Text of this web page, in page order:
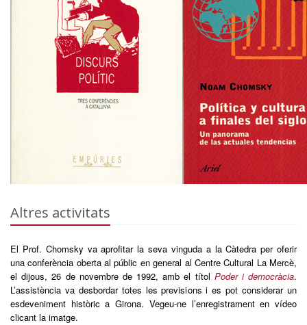
Altres activitats
El Prof. Chomsky va aprofitar la seva vinguda a la Càtedra per oferir
una conferència oberta al públic en general al Centre Cultural La Mercè,
el dijous, 26 de novembre de 1992, amb el títol Poder i democràcia.
L’assistència va desbordar totes les previsions i es pot considerar un
esdeveniment històric a Girona. Vegeu-ne l’enregistrament en vídeo
clicant la imatge.